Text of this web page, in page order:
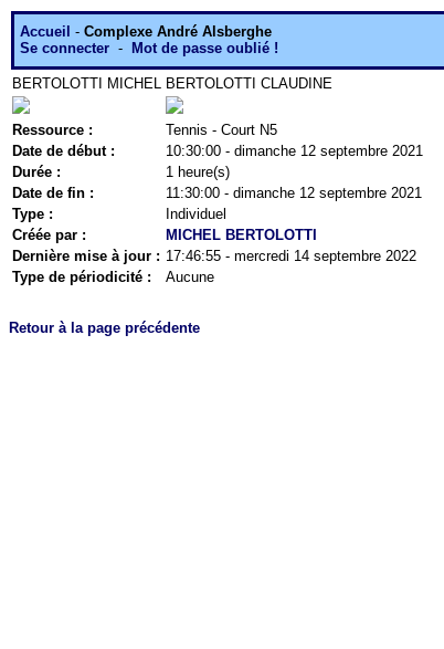
Accueil - Complexe André Alsberghe
Se connecter - Mot de passe oublié !
BERTOLOTTI MICHEL BERTOLOTTI CLAUDINE
Ressource :
Tennis - Court N5
Date de début :
10:30:00 - dimanche 12 septembre 2021
Durée :
1 heure(s)
Date de fin :
11:30:00 - dimanche 12 septembre 2021
Type :
Individuel
Créée par :
MICHEL BERTOLOTTI
Dernière mise à jour : 17:46:55 - mercredi 14 septembre 2022
Type de périodicité :
Aucune
Retour à la page précédente